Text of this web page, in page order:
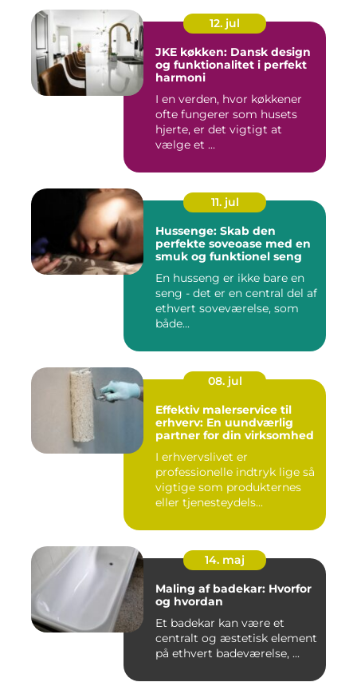
12. jul
JKE køkken: Dansk design
og funktionalitet i perfekt
harmoni
I en verden, hvor køkkener
ofte fungerer som husets
hjerte, er det vigtigt at
vælge et ...
11. jul
Hussenge: Skab den
perfekte soveoase med en
smuk og funktionel seng
En husseng er ikke bare en
seng - det er en central del af
ethvert soveværelse, som
både...
08. jul
Effektiv malerservice til
erhverv: En uundværlig
partner for din virksomhed
I erhvervslivet er
professionelle indtryk lige så
vigtige som produkternes
eller tjenesteydels...
14. maj
Maling af badekar: Hvorfor
og hvordan
Et badekar kan være et
centralt og æstetisk element
på ethvert badeværelse, ...